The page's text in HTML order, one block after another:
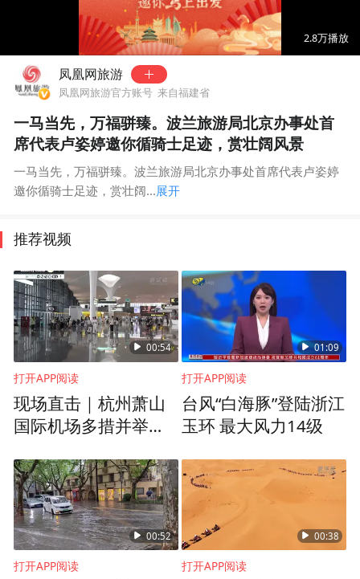
02:06
2.8万播放
凤凰网旅游
凤凰网旅游官方账号 来自福建省
一马当先，万福骈臻。波兰旅游局北京办事处首
席代表卢姿婷邀你循骑士足迹，赏壮阔风景
一马当先，万福骈臻。波兰旅游局北京办事处首席代表卢姿婷
邀你循骑士足迹，赏壮阔...展开
推荐视频
00:54
打开APP阅读
现场直击｜杭州萧山
国际机场多措并举应
01:09
打开APP阅读
台风“白海豚”登陆浙江
玉环 最大风力14级
00:52
打开APP阅读
00:38
打开APP阅读